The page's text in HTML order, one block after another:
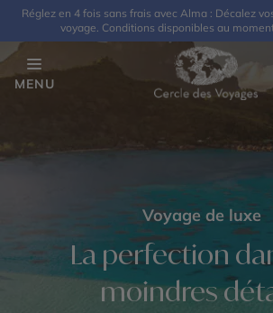
Réglez en 4 fois sans frais avec Alma : Décalez
voyage. Conditions disponibles au
MENU
Voyage de luxe
La perfection
moindres